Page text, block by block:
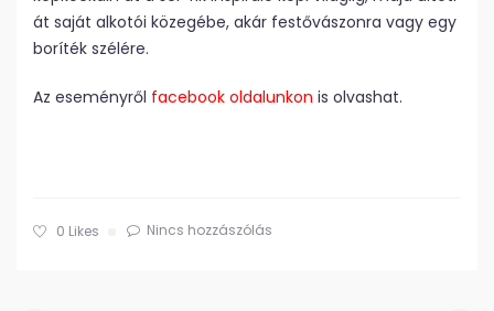
át saját alkotói közegébe, akár festővászonra vagy egy
boríték szélére.
Az eseményről facebook oldalunkon is olvashat.
0 Likes Nincs hozzászólás